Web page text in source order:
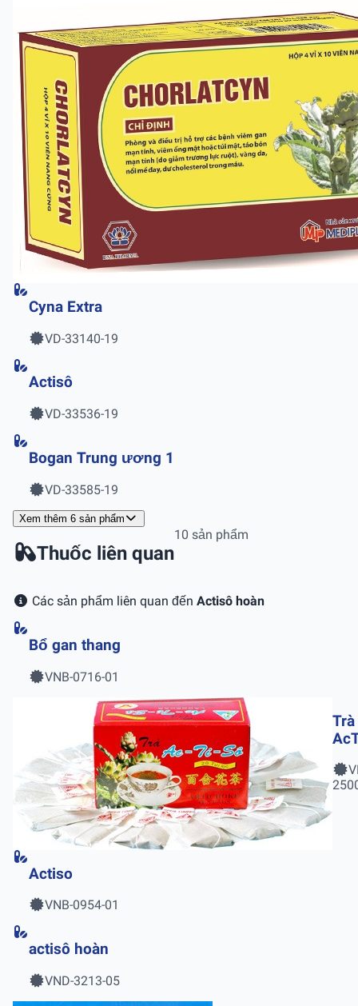
Cyna Extra
VD-33140-19
Actisô
VD-33536-19
Bogan Trung ương 1
VD-33585-19
Xem thêm 6 sản phẩm
Thuốc liên quan
10 sản phẩm
Các sản phẩm liên quan đến Actisô hoàn
Bổ gan thang
VNB-0716-01
Trà
20
Actiso
VNB-0954-01
actisô hoàn
VND-3213-05